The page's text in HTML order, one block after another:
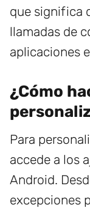
que significa
llamadas de
aplicaciones
¿Cómo
Para
accede a los
Android.
excepciones